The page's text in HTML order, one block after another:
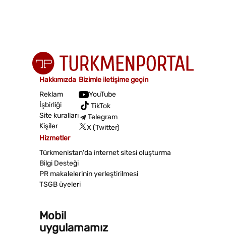
Hakkımızda
Reklam
İşbirliği
Site kuralları
Kişiler
Bizimle iletişime geçin
YouTube
TikTok
Telegram
X (Twitter)
Hizmetler
Türkmenistan'da internet sitesi oluşturma
Bilgi Desteği
PR makalelerinin yerleştirilmesi
TSGB üyeleri
Mobil
uygulamamız